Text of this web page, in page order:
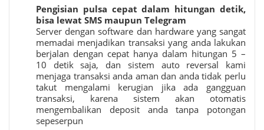
Pengisian pulsa cepat dalam hitungan detik,
bisa lewat SMS maupun Telegram
Server dengan software dan hardware yang sangat
memadai menjadikan transaksi yang anda lakukan
berjalan dengan cepat hanya dalam hitungan 5 –
10 detik saja, dan sistem auto reversal kami
menjaga transaksi anda aman dan anda tidak perlu
takut mengalami kerugian jika ada gangguan
transaksi, karena sistem akan otomatis
mengembalikan deposit anda tanpa potongan
sepeserpun